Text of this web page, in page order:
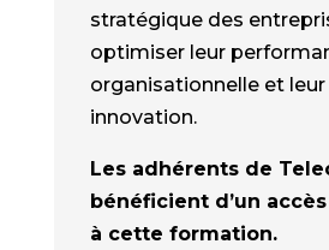
stratégique des
optimiser leur
organisationnelle et
innovation.
Les adhérents de
bénéficient d’un
à cette formation.